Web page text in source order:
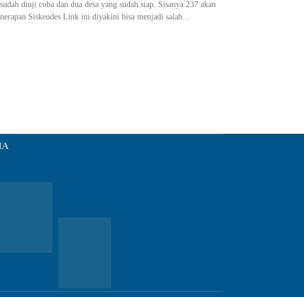
diuji coba dan dua desa yang sudah siap. Sisanya 237 akan
Siskeudes Link ini diyakini bisa menjadi salah...